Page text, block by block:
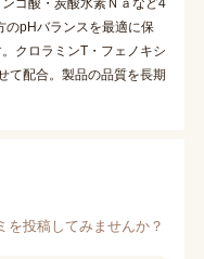
のpHバランスを最適に保
クロラミンT・フェノキシ
て配合。製品の品質を長期
を投稿してみませんか？